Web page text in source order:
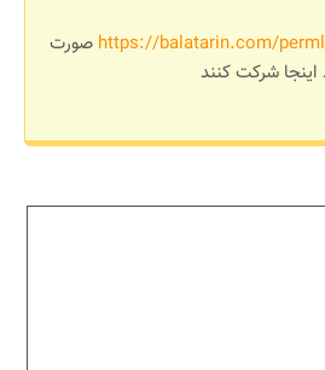
https://balatarin.com/ صورت
شرکت کنند